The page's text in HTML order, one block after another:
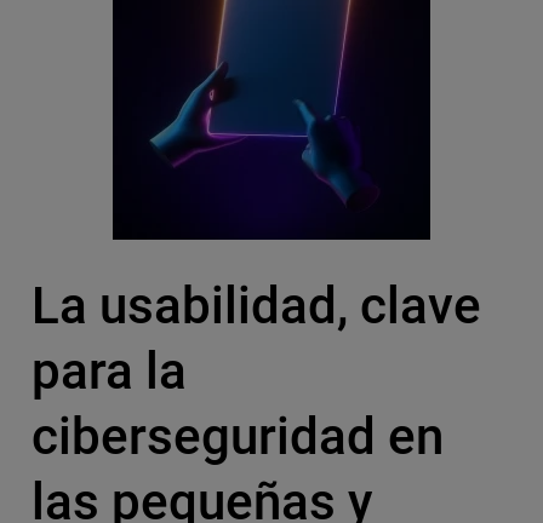
La usabilidad, clave
para la
ciberseguridad en
las pequeñas y